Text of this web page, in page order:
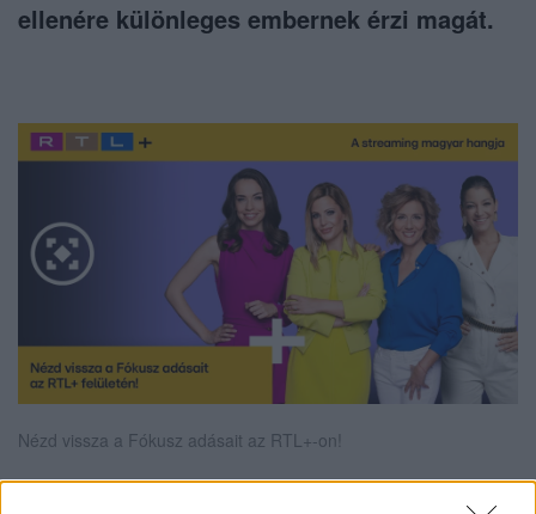
ellenére különleges embernek érzi magát.
Nézd vissza a Fókusz adásait az RTL+-on!